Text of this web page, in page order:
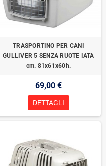
TRASPORTINO PER CANI
GULLIVER 5 SENZA RUOTE IATA
cm. 81x61x60h.
69,00 €
DETTAGLI